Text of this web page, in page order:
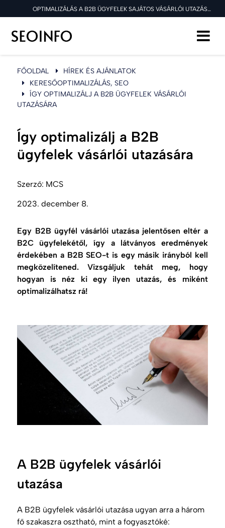
OPTIMALIZÁLÁS A B2B ÜGYFELEK SAJÁTOS VÁSÁRLÓI UTAZÁSÁRA
FŐOLDAL
HÍREK ÉS AJÁNLATOK
KERESŐOPTIMALIZÁLÁS, SEO
ÍGY OPTIMALIZÁLJ A B2B ÜGYFELEK VÁSÁRLÓI
UTAZÁSÁRA
Így optimalizálj a B2B
ügyfelek vásárlói utazására
Szerző: MCS
2023. december 8.
Egy B2B ügyfél vásárlói utazása jelentősen eltér a
B2C ügyfelekétől, így a látványos eredmények
érdekében a B2B SEO-t is egy másik irányból kell
megközelítened. Vizsgáljuk tehát meg, hogy
hogyan is néz ki egy ilyen utazás, és miként
optimalizálhatsz rá!
A B2B ügyfelek vásárlói
utazása
A B2B ügyfelek vásárlói utazása ugyan arra a három
fő szakaszra osztható, mint a fogyasztóké: